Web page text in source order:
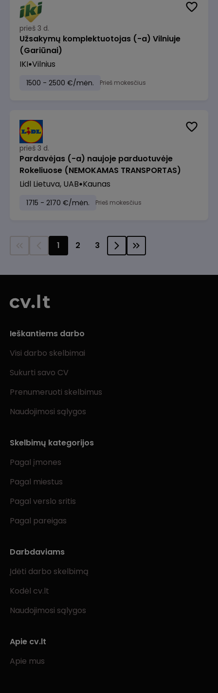
prieš 3 d.
Užsakymų komplektuotojas (-a) Vilniuje
(Gariūnai)
IKI Vilnius
1500 - 2500 €/mėn. Prieš mokesčius
prieš 3 d.
Pardavėjas (-a) naujoje parduotuvėje
Rokeliuose (NEMOKAMAS TRANSPORTAS)
Lidl Lietuva, UAB Kaunas
1715 - 2170 €/mėn. Prieš mokesčius
1 2 3
Ieškantiems darbo
Visi darbo skelbimai
Sukurti savo CV
Prenumeruoti skelbimus
Naudojimosi sąlygos
Skelbimų kategorijos
Pagal įmones
Pagal miestus
Pagal verslo sritis
Pagal pareigas
Darbdaviams
Įdėti darbo skelbimą
Kodėl cv.lt
Naudojimosi sąlygos
Apie cv.lt
Apie mus